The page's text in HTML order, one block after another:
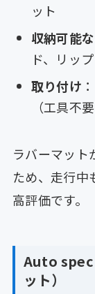
ット
収納可能
ド、リッ
取り付け
（工具不要
ラバーマット
ため、走行中
高評価です。
Auto spec
ット）